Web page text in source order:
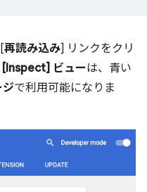
再読み込み] リンクをクリ
[Inspect] ビューは、青い
ジで利用可能になりま